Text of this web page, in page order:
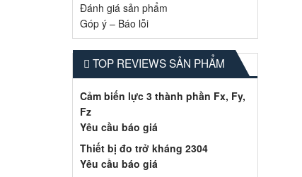
Đánh giá sản phẩm
Góp ý – Báo lỗi
TOP REVIEWS SẢN PHẨM
Cảm biến lực 3 thành phần Fx, Fy,
Fz
Yêu cầu báo giá
Thiết bị đo trở kháng 2304
Yêu cầu báo giá